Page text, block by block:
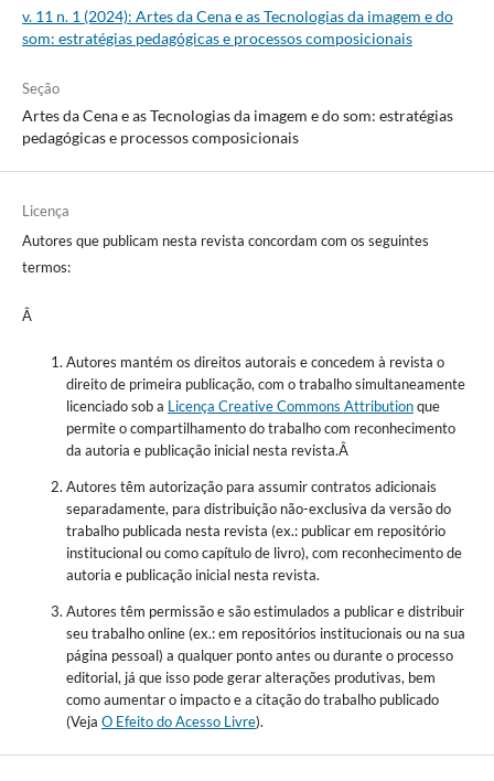
v. 11 n. 1 (2024): Artes da Cena e as Tecnologias da imagem e do
som: estratégias pedagógicas e processos composicionais
Seção
Artes da Cena e as Tecnologias da imagem e do som: estratégias
pedagógicas e processos composicionais
Licença
Autores que publicam nesta revista concordam com os seguintes
termos:
Â
Autores mantém os direitos autorais e concedem à revista o
direito de primeira publicação, com o trabalho simultaneamente
licenciado sob a Licença Creative Commons Attributionque
permite o compartilhamento do trabalho com reconhecimento
da autoria e publicação inicial nesta revista.Â
Autores têm autorização para assumir contratos adicionais
separadamente, para distribuição não-exclusiva da versão do
trabalho publicada nesta revista (ex.: publicar em repositório
institucional ou como capítulo de livro), com reconhecimento de
autoria e publicação inicial nesta revista.
Autores têm permissão e são estimulados a publicar e distribuir
seu trabalho online (ex.: em repositórios institucionais ou na sua
página pessoal) a qualquer ponto antes ou durante o processo
editorial, já que isso pode gerar alterações produtivas, bem
como aumentar o impacto e a citação do trabalho publicado
(Veja O Efeito do Acesso Livre).